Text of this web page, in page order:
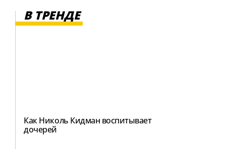
В ТРЕНДЕ
Как Николь Кидман воспитывает
дочерей